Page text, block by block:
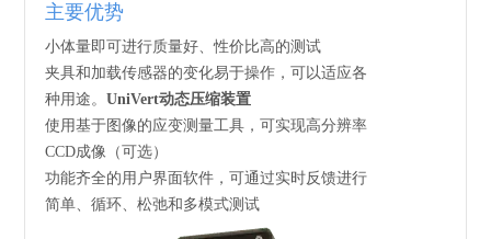
主要优势
小体量即可进行质量好、性价比高的测试
夹具和加载传感器的变化易于操作，可以适应各
种用途。UniVert动态压缩装置
使用基于图像的应变测量工具，可实现高分辨率
CCD成像（可选）
功能齐全的用户界面软件，可通过实时反馈进行
简单、循环、松弛和多模式测试